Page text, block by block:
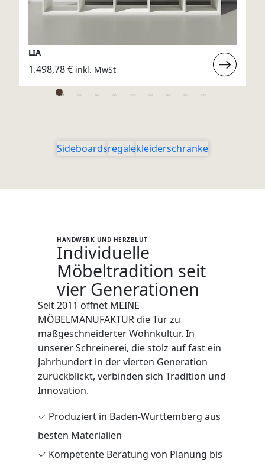
LIA
1.498,78€ inkl. MwSt
:
LIA
Sideboardsregalekleiderschränke
HANDWERK UND HERZBLUT
Individuelle
Möbeltradition seit
vier Generationen
Seit 2011 öffnet MEINE
MÖBELMANUFAKTUR die Tür zu
maßgeschneiderter Wohnkultur. In
unserer Schreinerei, die stolz auf fast ein
Jahrhundert in der vierten Generation
zurückblickt, verbinden sich Tradition und
Innovation.
✓ Produziert in Baden-Württemberg aus
besten Materialien
✓ Kompetente Beratung von Planung bis